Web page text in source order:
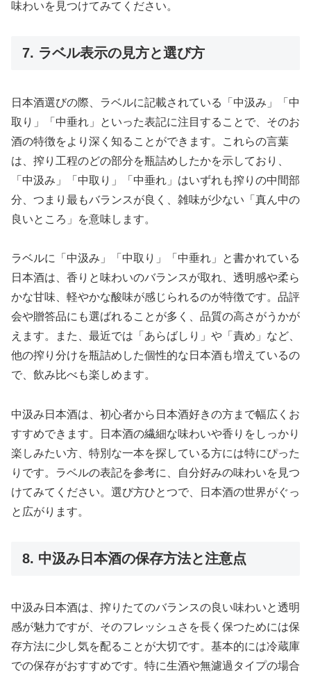
味わいを見つけてみてください。
7. ラベル表示の見方と選び方
日本酒選びの際、ラベルに記載されている「中汲み」「中
取り」「中垂れ」といった表記に注目することで、そのお
酒の特徴をより深く知ることができます。これらの言葉
は、搾り工程のどの部分を瓶詰めしたかを示しており、
「中汲み」「中取り」「中垂れ」はいずれも搾りの中間部
分、つまり最もバランスが良く、雑味が少ない「真ん中の
良いところ」を意味します。
ラベルに「中汲み」「中取り」「中垂れ」と書かれている
日本酒は、香りと味わいのバランスが取れ、透明感や柔ら
かな甘味、軽やかな酸味が感じられるのが特徴です。品評
会や贈答品にも選ばれることが多く、品質の高さがうかが
えます。また、最近では「あらばしり」や「責め」など、
他の搾り分けを瓶詰めした個性的な日本酒も増えているの
で、飲み比べも楽しめます。
中汲み日本酒は、初心者から日本酒好きの方まで幅広くお
すすめできます。日本酒の繊細な味わいや香りをしっかり
楽しみたい方、特別な一本を探している方には特にぴった
りです。ラベルの表記を参考に、自分好みの味わいを見つ
けてみてください。選び方ひとつで、日本酒の世界がぐっ
と広がります。
8. 中汲み日本酒の保存方法と注意点
中汲み日本酒は、搾りたてのバランスの良い味わいと透明
感が魅力ですが、そのフレッシュさを長く保つためには保
存方法に少し気を配ることが大切です。基本的には冷蔵庫
での保存がおすすめです。特に生酒や無濾過タイプの場合